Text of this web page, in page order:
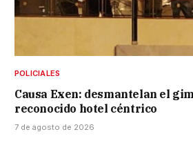
POLICIALES
Causa Exen: desmantelan el
reconocido hotel céntrico
7 de agosto de 2026